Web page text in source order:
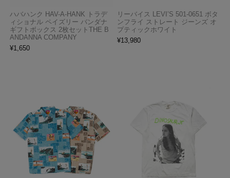
ハバハンク HAV-A-HANK トラデ
ィショナル ペイズリー バンダナ
ギフトボックス 2枚セットTHE B
ANDANNA COMPANY
¥1,650
リーバイス LEVI’S 501-0651 ボタ
ンフライ ストレート ジーンズ オ
プティックホワイト
¥13,980